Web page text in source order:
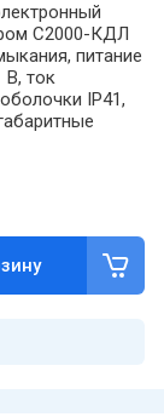
С2000-КДЛ
питание
В, ток
IP41,